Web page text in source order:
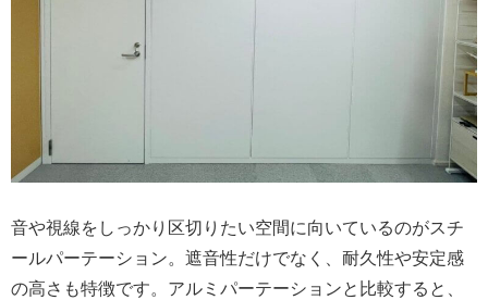
音や視線をしっかり区切りたい空間に向いているのがスチ
ールパーテーション。遮音性だけでなく、耐久性や安定感
の高さも特徴です。アルミパーテーションと比較すると、